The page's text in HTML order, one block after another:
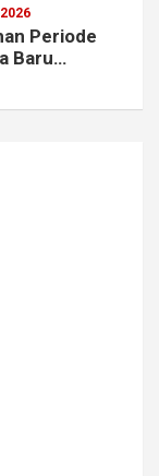
Periode
Baru